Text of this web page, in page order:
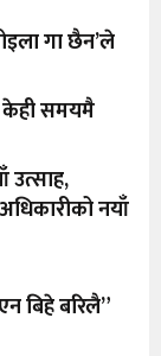
गा छैन’ले
केही समयमै
उत्साह,
नयाँ
बिहे बरिलै”